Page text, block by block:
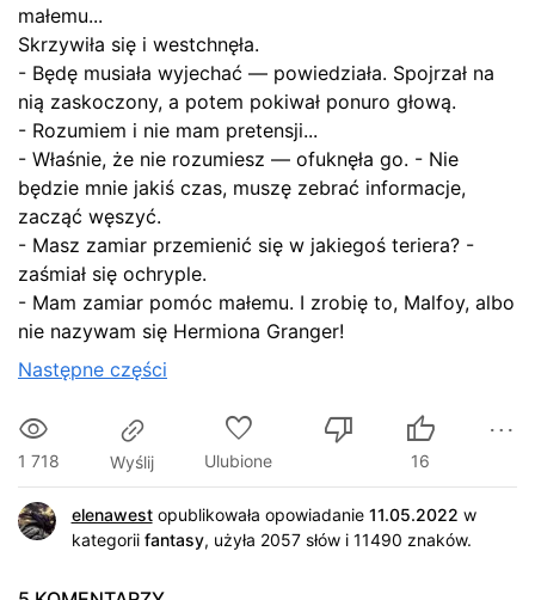
małemu...
Skrzywiła się i westchnęła.
- Będę musiała wyjechać — powiedziała. Spojrzał na
nią zaskoczony, a potem pokiwał ponuro głową.
- Rozumiem i nie mam pretensji...
- Właśnie, że nie rozumiesz — ofuknęła go. - Nie
będzie mnie jakiś czas, muszę zebrać informacje,
zacząć węszyć.
- Masz zamiar przemienić się w jakiegoś teriera? -
zaśmiał się ochryple.
- Mam zamiar pomóc małemu. I zrobię to, Malfoy, albo
nie nazywam się Hermiona Granger!
Następne części
1 718 Wyślij Ulubione 16
elenawestopublikowała opowiadanie 11.05.2022 w
kategorii fantasy, użyła 2057 słów i 11490 znaków.